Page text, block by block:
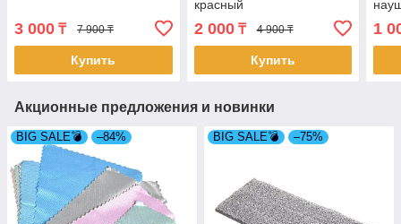
3 000 ₸ 7 900 ₸
Купить
красный
2 000₸ 4 900 ₸
Купить
1
Акционные предложения и новинки
BIG SALE💣 –84% BIG SALE💣 –75%